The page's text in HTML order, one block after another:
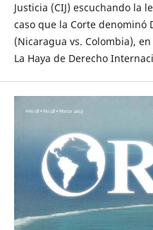
Justicia (CIJ) escuchando la
caso que la Corte
(Nicaragua vs. Colombia),
La Haya de Derecho